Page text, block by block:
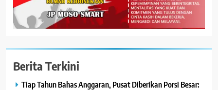
Berita Terkini
Tiap Tahun Bahas Anggaran, Pusat Diberikan Porsi Besar: